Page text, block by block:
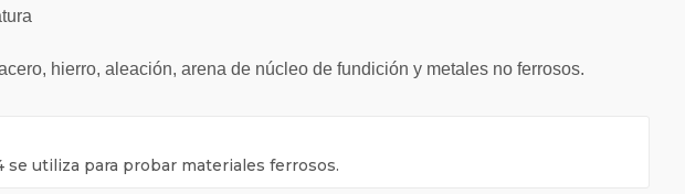
hierro, aleación, arena de núcleo de fundición y metales no ferrosos.
utiliza para probar materiales ferrosos.